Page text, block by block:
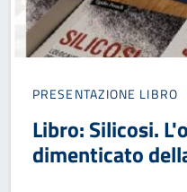
PRESENTAZIONE LIBRO
Libro: Silicosi.
dimenticato